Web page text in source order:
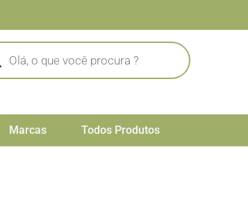
Marcas Todos Produtos